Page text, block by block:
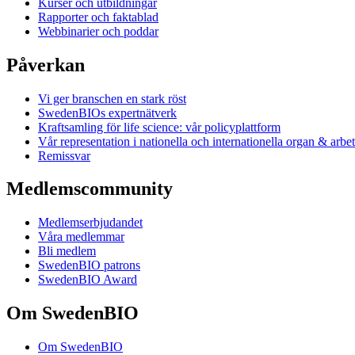
Rapporter och faktablad
Webbinarier och poddar
Påverkan
Vi ger branschen en stark röst
SwedenBIOs expertnätverk
Kraftsamling för life science: vår policyplattform
Vår representation i nationella och internationella organ &
Remissvar
Medlemscommunity
Medlemserbjudandet
Våra medlemmar
Bli medlem
SwedenBIO patrons
SwedenBIO Award
Om SwedenBIO
Om SwedenBIO